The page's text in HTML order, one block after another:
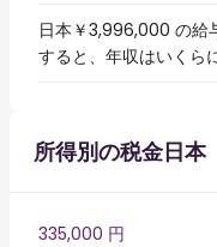
日本￥3,996,000 の給
すると、年収はいくら
所得別の税金日本
335,000 円